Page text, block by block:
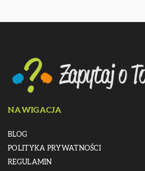
NAWIGACJA
BLOG
POLITYKA PRYWATNOŚCI
REGULAMIN